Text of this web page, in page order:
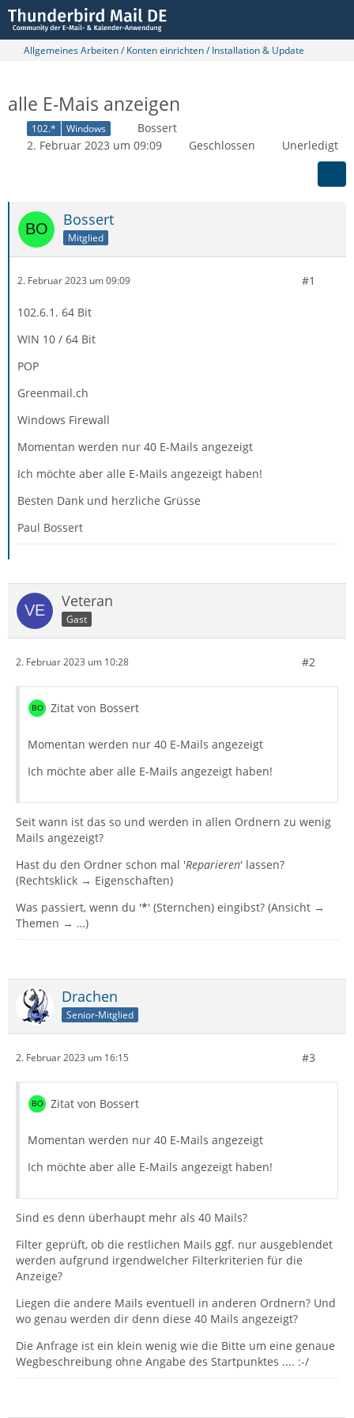
Allgemeines Arbeiten / Konten einrichten / Installation & Update
alle E-Mais anzeigen
102.* Windows
Bossert
2. Februar 2023 um 09:09
Geschlossen Unerledigt
Bossert
Mitglied
2. Februar 2023 um 09:09 #1
102.6.1. 64 Bit
WIN 10 / 64 Bit
POP
Greenmail.ch
Windows Firewall
Momentan werden nur 40 E-Mails angezeigt
Ich möchte aber alle E-Mails angezeigt haben!
Besten Dank und herzliche Grüsse
Paul Bossert
Veteran
Gast
2. Februar 2023 um 10:28 #2
Zitat von Bossert
Momentan werden nur 40 E-Mails angezeigt
Ich möchte aber alle E-Mails angezeigt haben!
Seit wann ist das so und werden in allen Ordnern zu wenig
Mails angezeigt?
Hast du den Ordner schon mal 'Reparieren' lassen?
(Rechtsklick → Eigenschaften)
Was passiert, wenn du '*' (Sternchen) eingibst? (Ansicht →
Themen → …)
Drachen
Senior-Mitglied
2. Februar 2023 um 16:15 #3
Zitat von Bossert
Momentan werden nur 40 E-Mails angezeigt
Ich möchte aber alle E-Mails angezeigt haben!
Sind es denn überhaupt mehr als 40 Mails?
Filter geprüft, ob die restlichen Mails ggf. nur ausgeblendet
werden aufgrund irgendwelcher Filterkriterien für die
Anzeige?
Liegen die andere Mails eventuell in anderen Ordnern? Und
wo genau werden dir denn diese 40 Mails angezeigt?
Die Anfrage ist ein klein wenig wie die Bitte um eine genaue
Wegbeschreibung ohne Angabe des Startpunktes .... :-/